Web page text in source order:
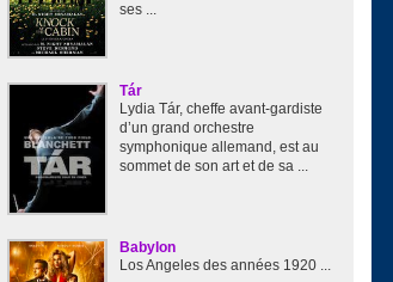
ses ...
Tár
Lydia Tár, cheffe avant-gardiste
d’un grand orchestre
symphonique allemand, est au
sommet de son art et de sa ...
Babylon
Los Angeles des années 1920 ...